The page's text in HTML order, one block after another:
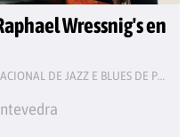
Wressnig's en
32º FESTIVAL INTERNACIONAL DE JAZZ E BLUES DE PONTEVEDRA